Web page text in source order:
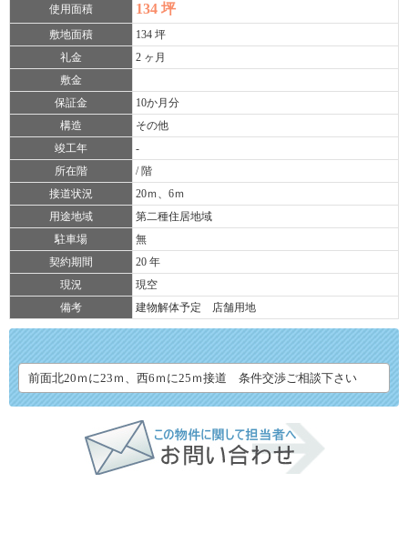
使用面積
134 坪
敷地面積
134 坪
礼金
2 ヶ月
敷金
保証金
10か月分
構造
その他
竣工年
-
所在階
/ 階
接道状況
20ｍ、6ｍ
用途地域
第二種住居地域
駐車場
無
契約期間
20 年
現況
現空
備考
建物解体予定 店舗用地
前面北20ｍに23ｍ、西6ｍに25ｍ接道 条件交渉ご相談下さい